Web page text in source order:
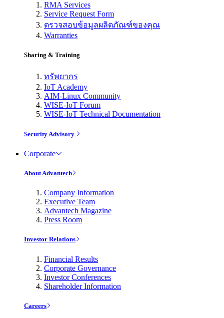
RMA Services
Service Request Form
ตรวจสอบข้อมูลผลิตภัณฑ์ของคุณ
Warranties
Sharing & Training
ทรัพยากร
IoT Academy
AIM-Linux Community
WISE-IoT Forum
WISE-IoT Technical Documentation
Security Advisory
Corporate
About Advantech
Company Information
Executive Team
Advantech Magazine
Press Room
Investor Relations
Financial Results
Corporate Governance
Investor Conferences
Shareholder Information
Careers